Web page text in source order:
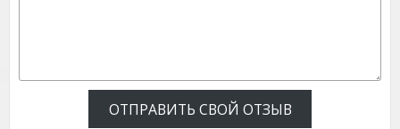
ОТПРАВИТЬ СВОЙ ОТЗЫВ